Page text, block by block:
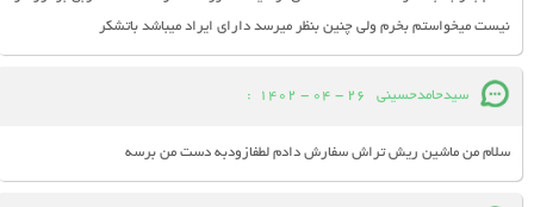
نیست میخواستم بخرم ولی چنین بنظر میرسد دارای ایراد میباشد باتشکر
سیدحامدحسینی 26 - 04 - 1402
:
سلام من ماشین ریش تراش سفارش دادم لطفازودبه دست من برسه